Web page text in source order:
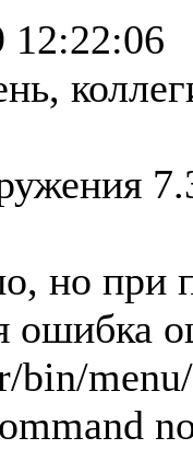
12:22:06
но при
ошибка
bin/